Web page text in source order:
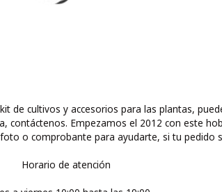
de cultivos y accesorios para las plantas,
contáctenos. Empezamos el 2012 con este
o comprobante para ayudarte, si tu pedido
Horario de atención